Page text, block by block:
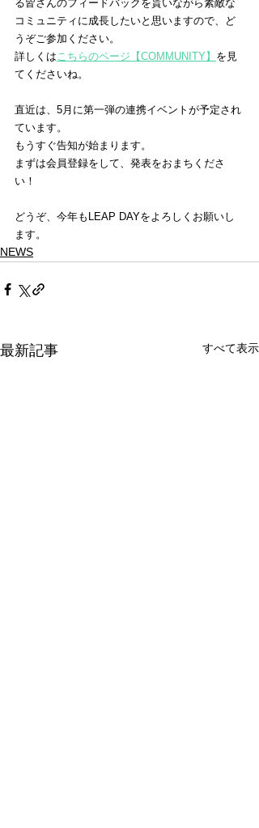
る皆さんのフィードバックを貰いながら素敵な
コミュニティに成長したいと思いますので、ど
うぞご参加ください。
詳しくはこちらのページ【COMMUNITY】 を見
てくださいね。
直近は、5月に第一弾の連携イベントが予定され
ています。
もうすぐ告知が始まります。
まずは会員登録をして、発表をおまちくださ
い！
どうぞ、今年もLEAP DAYをよろしくお願いし
ます。
NEWS
最新記事 すべて表示